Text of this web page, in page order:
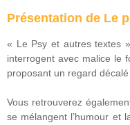
Présentation de Le
« Le Psy et autres textes
interrogent avec malice le
proposant un regard décalé
Vous retrouverez
se mélangent l’humour et